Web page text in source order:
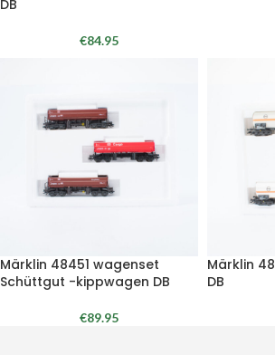
DB
€84.95
Märklin 48451 wagenset
Schüttgut -kippwagen DB
€89.95
Märklin
DB